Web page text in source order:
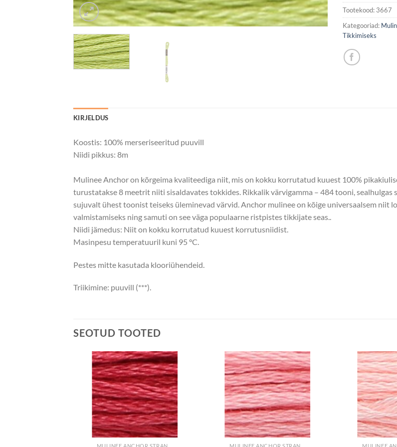
Tootekood: 3667
Kategooriad:
Tikkimiseks
KIRJELDUS
Koostis: 100% merseriseeritud puuvill
Niidi pikkus: 8m
Mulinee Anchor on kõrgeima kvaliteediga niit, mis on kokku korrutatud kuuest 100%
turustatakse 8 meetrit niiti sisaldavates tokkides. Rikkalik värvigamma – 484 tooni,
sujuvalt ühest toonist teiseks üleminevad värvid. Anchor mulinee on kõige universaalsem
valmistamiseks ning samuti on see väga populaarne ristpistes tikkijate seas..
Niidi jämedus: Niit on kokku korrutatud kuuest korrutusniidist.
Masinpesu temperatuuril kuni 95 °C.
Pestes mitte kasutada klooriühendeid.
Triikimine: puuvill (***).
SEOTUD TOOTED
+ + +